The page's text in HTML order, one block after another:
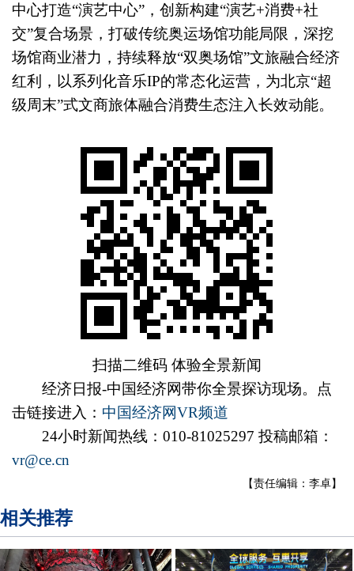
中心打造“演艺中心”，创新构建“演艺+消费+社
交”复合场景，打破传统奥运场馆功能局限，深挖
场馆商业潜力，持续释放“双奥场馆”文旅融合经济
红利，以系列化音乐IP的常态化运营，为北京“超
级周末”式文商旅体融合消费生态注入长效动能。
扫描二维码 体验全景新闻
经济日报-中国经济网带你全景探访现场。点
击链接进入： 中国经济网VR频道
24小时新闻热线：010-81025297 投稿邮箱：
vr@ce.cn
【责任编辑：李卓】
相关推荐